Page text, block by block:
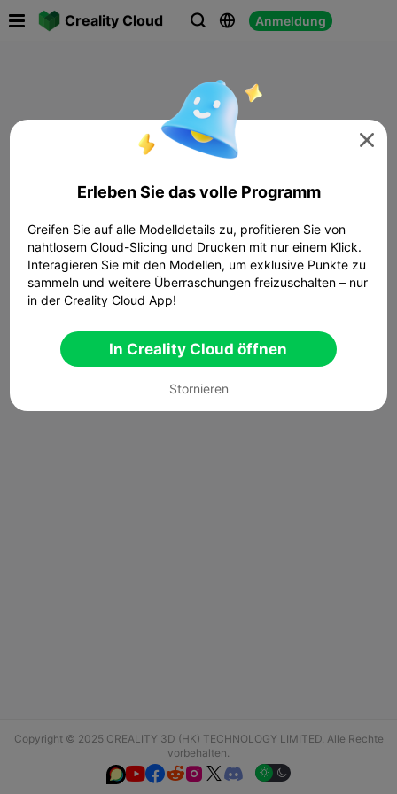
Creality Cloud   Anmeldung
Copyright © 2025 CREALITY 3D (HK) TECHNOLOGY LIMITED. Alle Rechte
vorbehalten.
  

Erleben Sie das volle Programm
Greifen Sie auf alle Modelldetails zu, profitieren Sie von
nahtlosem Cloud-Slicing und Drucken mit nur einem Klick.
Interagieren Sie mit den Modellen, um exklusive Punkte zu
sammeln und weitere Überraschungen freizuschalten – nur
in der Creality Cloud App!
In Creality Cloud öffnen
Stornieren